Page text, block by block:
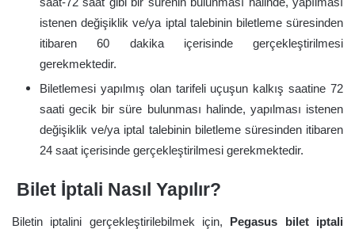
istenen değişiklik ve/ya iptal talebinin biletleme süresinden
itibaren 60 dakika içerisinde gerçekleştirilmesi
gerekmektedir.
Biletlemesi yapılmış olan tarifeli uçuşun kalkış saatine 72
saati gecik bir süre bulunması halinde, yapılması istenen
değişiklik ve/ya iptal talebinin biletleme süresinden itibaren
24 saat içerisinde gerçekleştirilmesi gerekmektedir.
Bilet İptali Nasıl Yapılır?
Biletin iptalini gerçekleştirilebilmek için, Pegasus bilet iptali